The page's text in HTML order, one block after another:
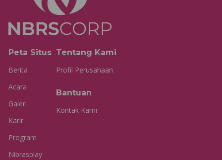
Peta Situs
Berita
Acara
Galeri
Karir
Program
Nibrasplay
Tentang Kami
Profil Perusahaan
Bantuan
Kontak Kami